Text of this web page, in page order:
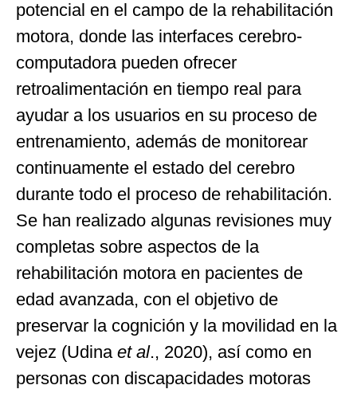
potencial en el campo de la rehabilitación
motora, donde las interfaces cerebro-
computadora pueden ofrecer
retroalimentación en tiempo real para
ayudar a los usuarios en su proceso de
entrenamiento, además de monitorear
continuamente el estado del cerebro
durante todo el proceso de rehabilitación.
Se han realizado algunas revisiones muy
completas sobre aspectos de la
rehabilitación motora en pacientes de
edad avanzada, con el objetivo de
preservar la cognición y la movilidad en la
vejez (Udina et al., 2020), así como en
personas con discapacidades motoras